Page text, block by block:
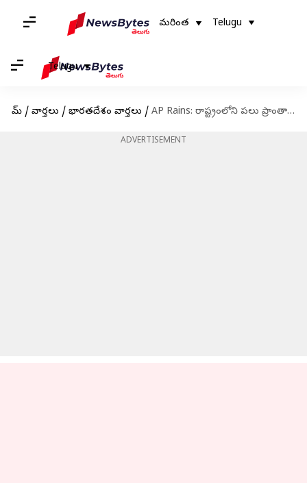
మరింత Telugu
Telugu
హోమ్ / వార్తలు / భారతదేశం వార్తలు / AP Rains: రాష్ట్రంలోని పలు ప్రాంతాల్లో రాబోయే నాలుగు రోజులు భారీ వర్షాలు
ADVERTISEMENT